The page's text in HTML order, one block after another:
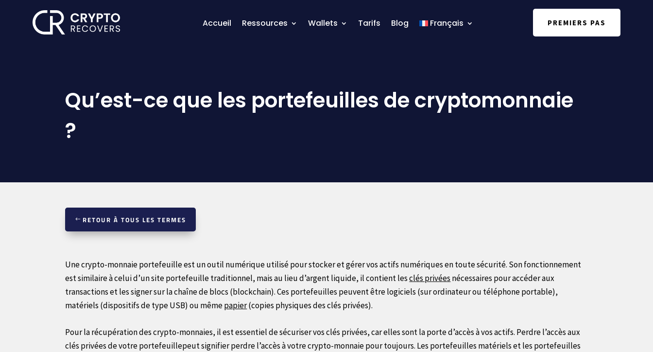
Accueil Ressources Wallets Tarifs Blog Français PREMIERS PAS
Qu’est-ce que les portefeuilles de cryptomonnaie
?
RETOUR À TOUS LES TERMES
Une crypto-monnaie portefeuille est un outil numérique utilisé pour stocker et gérer vos actifs numériques en toute sécurité. Son fonctionnement
est similaire à celui d’un site portefeuille traditionnel, mais au lieu d’argent liquide, il contient lesclés privées nécessaires pour accéder aux
transactions et les signer sur la chaîne de blocs (blockchain). Ces portefeuilles peuvent être logiciels (sur ordinateur ou téléphone portable),
matériels (dispositifs de type USB) ou mêmepapier(copies physiques des clés privées).
Pour la récupération des crypto-monnaies, il est essentiel de sécuriser vos clés privées, car elles sont la porte d’accès à vos actifs. Perdre l’accès aux
clés privées de votre portefeuillepeut signifier perdre l’accès à votre crypto-monnaie pour toujours. Les portefeuilles matériels et les portefeuilles